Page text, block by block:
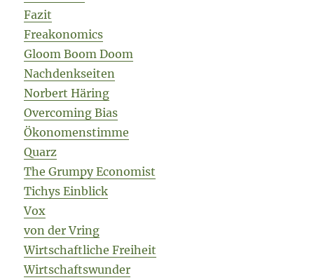
Fazit
Freakonomics
Gloom Boom Doom
Nachdenkseiten
Norbert Häring
Overcoming Bias
Ökonomenstimme
Quarz
The Grumpy Economist
Tichys Einblick
Vox
von der Vring
Wirtschaftliche Freiheit
Wirtschaftswunder